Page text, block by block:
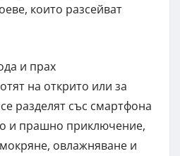
които разсейват
и прах
на открито или за
разделят със смартфона
и прашно приключение,
овлажняване и